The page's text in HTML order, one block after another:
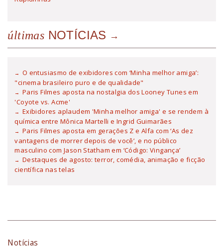
últimas NOTÍCIAS
O entusiasmo de exibidores com ‘Minha melhor amiga’:
"cinema brasileiro puro e de qualidade"
Paris Filmes aposta na nostalgia dos Looney Tunes em
'Coyote vs. Acme'
Exibidores aplaudem 'Minha melhor amiga' e se rendem à
química entre Mônica Martelli e Ingrid Guimarães
Paris Filmes aposta em gerações Z e Alfa com ‘As dez
vantagens de morrer depois de você’, e no público
masculino com Jason Statham em ‘Código: Vingança’
Destaques de agosto: terror, comédia, animação e ficção
científica nas telas
Notícias